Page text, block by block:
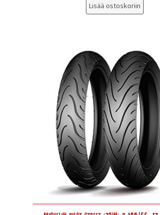
Lisää ostoskoriin